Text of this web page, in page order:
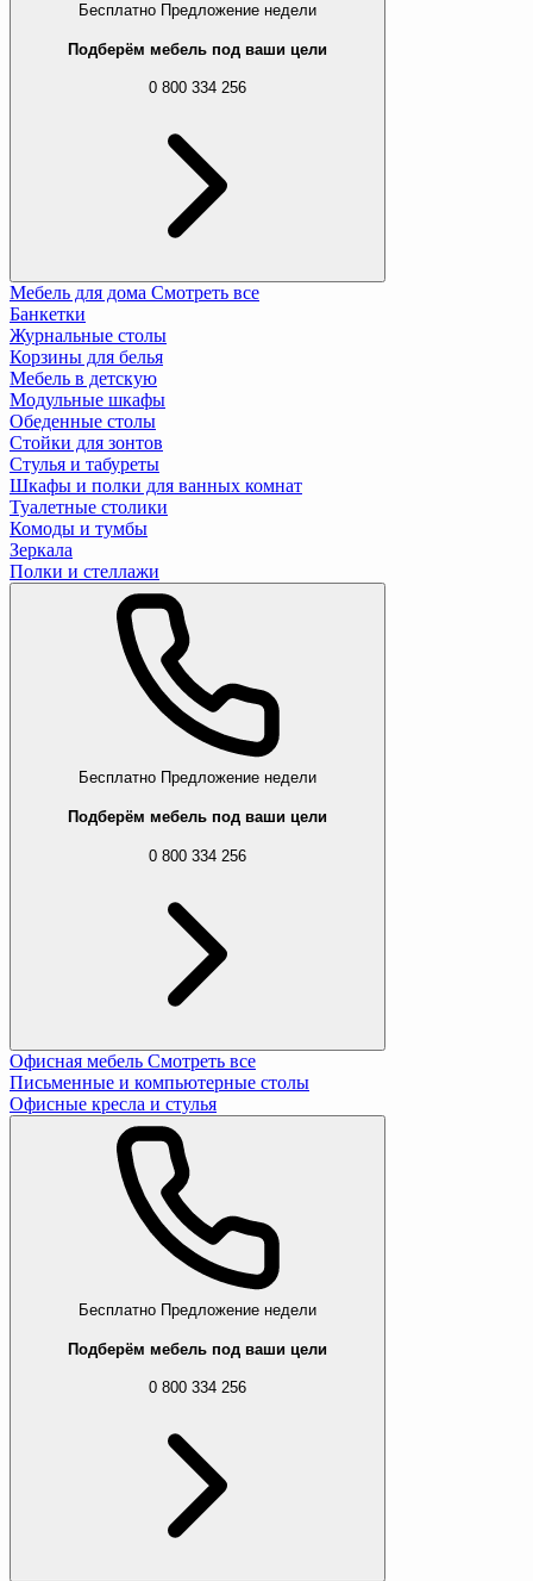
Бесплатно Предложение недели
Подберём мебель под ваши цели
0 800 334 256
Мебель для дома Смотреть все
Банкетки
Журнальные столы
Корзины для белья
Мебель в детскую
Модульные шкафы
Обеденные столы
Стойки для зонтов
Стулья и табуреты
Шкафы и полки для ванных комнат
Туалетные столики
Комоды и тумбы
Зеркала
Полки и стеллажи
Бесплатно Предложение недели
Подберём мебель под ваши цели
0 800 334 256
Офисная мебель Смотреть все
Письменные и компьютерные столы
Офисные кресла и стулья
Бесплатно Предложение недели
Подберём мебель под ваши цели
0 800 334 256